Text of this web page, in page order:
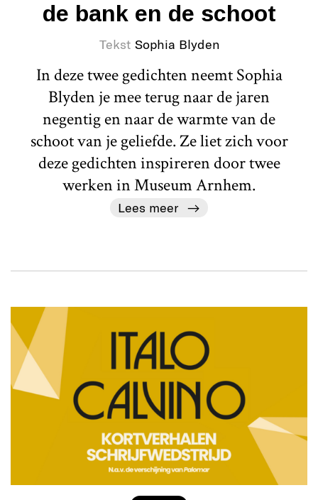
de bank en de schoot
Tekst Sophia Blyden
In deze twee gedichten neemt Sophia
Blyden je mee terug naar de jaren
negentig en naar de warmte van de
schoot van je geliefde. Ze liet zich voor
deze gedichten inspireren door twee
werken in Museum Arnhem.
Lees meer